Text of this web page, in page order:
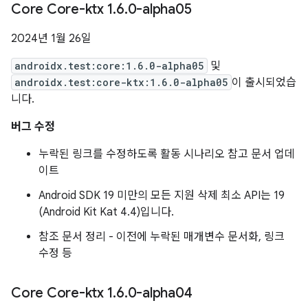
Core Core-ktx 1.6.0-alpha05
2024년 1월 26일
androidx.test:core:1.6.0-alpha05 및
androidx.test:core-ktx:1.6.0-alpha05 이 출시되었습
니다.
버그 수정
누락된 링크를 수정하도록 활동 시나리오 참고 문서 업데
이트
Android SDK 19 미만의 모든 지원 삭제 최소 API는 19
(Android Kit Kat 4.4)입니다.
참조 문서 정리 - 이전에 누락된 매개변수 문서화, 링크
수정 등
Core Core-ktx 1.6.0-alpha04